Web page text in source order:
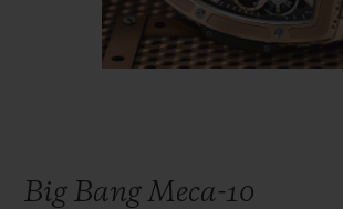
Big Bang Meca-10